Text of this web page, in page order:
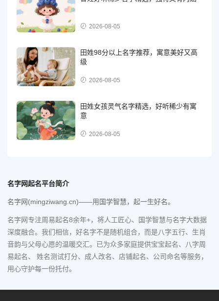
2026-08-05
田姓98分以上名字推荐，寓意美好又高
级
2026-08-05
田姓女孩灵气名字精选，好听稀少有寓
意
2026-08-05
名字网起名平台简介
名字网(mingziwang.cn)——用国学智慧，起一生好名。
名字网专注周易起名8余年+，将人工匠心、国学智慧与名字大数据
深度融合。我们相信，好名字不是随机组合，而是八字五行、生肖
音韵与父母心愿的温暖交汇。已为众多家庭提供宝宝起名、八字周
易起名、 姓名测试打分、成人改名、店铺起名、公司命名等服务，
用心守护每一份托付。